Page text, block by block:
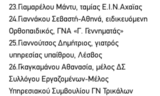
23.Γιαμαρέλου Μάντυ, ταμίας Ε.Ι.Ν.Αχαϊας
24.Γιαννάκου Σεβαστή-Αθηνά, ειδικευόμενη
Ορθοπαιδικός, ΓΝΑ «Γ. Γεννηματάς»
25.Γιαννούτσος Δημήτριος, γιατρός
υπηρεσίας υπαίθρου, Λέσβος
26.Γκαγκαμάνου Αθανασία, μέλος ΔΣ
Συλλόγου Εργαζομένων-Μέλος
Υπηρεσιακού Συμβουλίου ΓΝ Τρικάλων